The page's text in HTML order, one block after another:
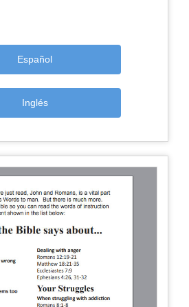
Español
Inglés